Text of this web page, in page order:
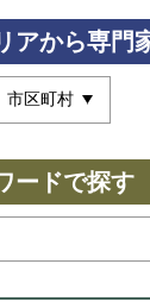
アから専門
ードで探す